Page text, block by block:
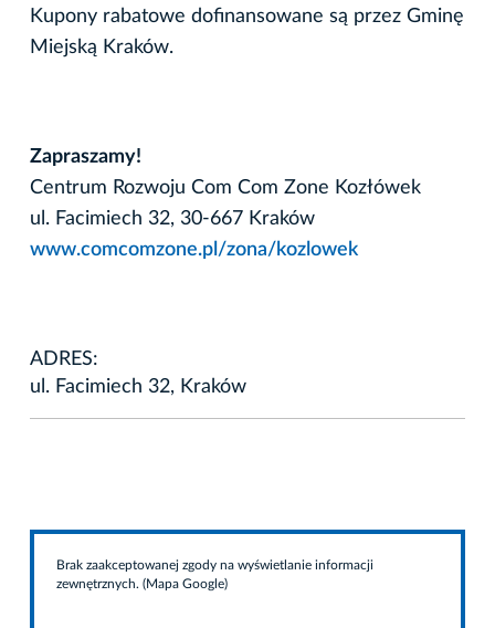
Kupony rabatowe dofinansowane są przez Gminę
Miejską Kraków.
Zapraszamy!
Centrum Rozwoju Com Com Zone Kozłówek
ul. Facimiech 32, 30-667 Kraków
www.comcomzone.pl/zona/kozlowek
ADRES:
ul. Facimiech 32, Kraków
Brak zaakceptowanej zgody na wyświetlanie informacji
zewnętrznych. (Mapa Google)